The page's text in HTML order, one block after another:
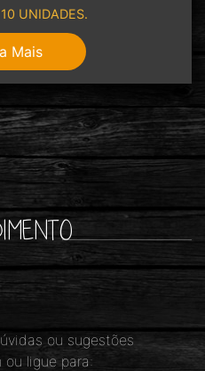
UNIDADES.
Mais
ou sugestões
ou ligue para: